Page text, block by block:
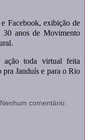
Facebook, exibição de
30 anos de Movimento
ação toda virtual feita
pra Janduís e para o Rio
Nenhum comentário: